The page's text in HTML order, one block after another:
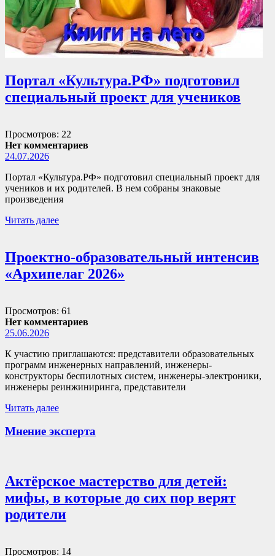
Портал «Культура.РФ» подготовил
специальный проект для учеников
Просмотров: 22
Нет комментариев
24.07.2026
Портал «Культура.РФ» подготовил специальный проект для
учеников и их родителей. В нем собраны знаковые
произведения
Читать далее
Проектно-образовательный интенсив
«Архипелаг 2026»
Просмотров: 61
Нет комментариев
25.06.2026
К участию приглашаются: представители образовательных
программ инженерных направлений, инженеры-
конструкторы беспилотных систем, инженеры-электроники,
инженеры реинжиниринга, представители
Читать далее
Мнение эксперта
Актёрское мастерство для детей:
мифы, в которые до сих пор верят
родители
Просмотров: 14